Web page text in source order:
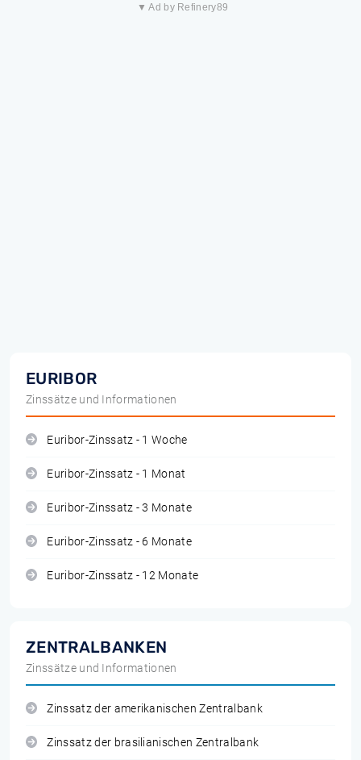
▼ Ad by Refinery89
EURIBOR
Zinssätze und Informationen
Euribor-Zinssatz - 1 Woche
Euribor-Zinssatz - 1 Monat
Euribor-Zinssatz - 3 Monate
Euribor-Zinssatz - 6 Monate
Euribor-Zinssatz - 12 Monate
ZENTRALBANKEN
Zinssätze und Informationen
Zinssatz der amerikanischen Zentralbank
Zinssatz der brasilianischen Zentralbank